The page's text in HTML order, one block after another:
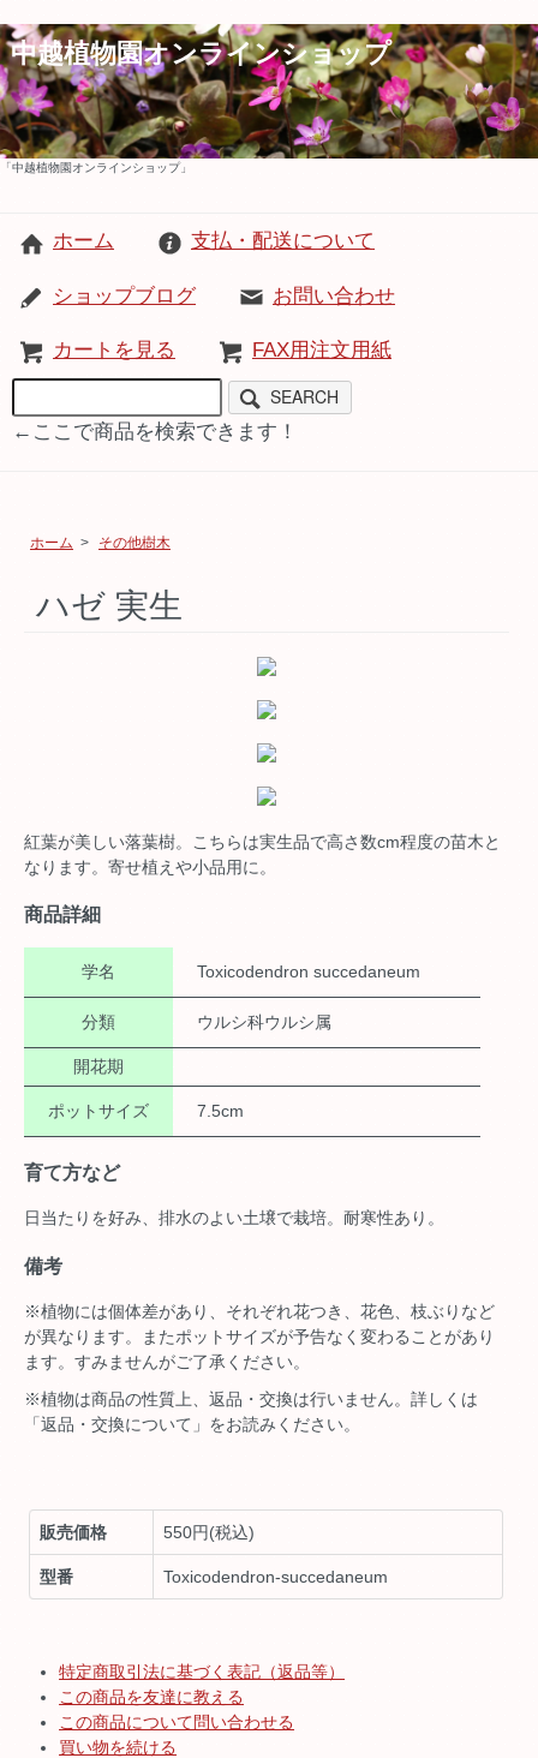
中越植物園オンラインショップ
「中越植物園オンラインショップ」
ホーム 支払・配送について
ショップブログ お問い合わせ
カートを見る FAX用注文用紙
SEARCH
←ここで商品を検索できます！
ホーム > その他樹木
ハゼ 実生
紅葉が美しい落葉樹。こちらは実生品で高さ数cm程度の苗木と
なります。寄せ植えや小品用に。
商品詳細
学名 Toxicodendron succedaneum
分類 ウルシ科ウルシ属
開花期
ポットサイズ 7.5cm
育て方など
日当たりを好み、排水のよい土壌で栽培。耐寒性あり。
備考
※植物には個体差があり、それぞれ花つき、花色、枝ぶりなど
が異なります。またポットサイズが予告なく変わることがあり
ます。すみませんがご了承ください。
※植物は商品の性質上、返品・交換は行いません。詳しくは
「返品・交換について」をお読みください。
販売価格 550円(税込)
型番 Toxicodendron-succedaneum
特定商取引法に基づく表記（返品等）
この商品を友達に教える
この商品について問い合わせる
買い物を続ける